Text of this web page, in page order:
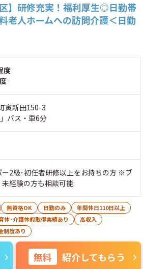
区】研修充実！福利厚生◎日勤帯
老人ホームへの訪問介護＜日勤
度
寅新田150-3
バス・車6分
2級･初任者研修以上をお持ちの方 ※ブ
経験の方も相談可能
無資格OK 日勤のみ
年間休日110日以上
休･介護休暇取得実績あり
高収入
制度あり
無料 紹介してもらう